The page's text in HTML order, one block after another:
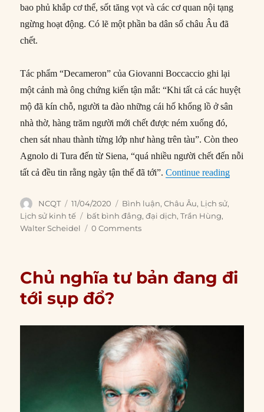
bao phủ khắp cơ thể, sốt tăng vọt và các cơ quan nội tạng
ngừng hoạt động. Có lẽ một phần ba dân số châu Âu đã
chết.
Tác phẩm “Decameron” của Giovanni Boccaccio ghi lại
một cảnh mà ông chứng kiến tận mắt: “Khi tất cả các huyệt
mộ đã kín chỗ, người ta đào những cái hố khổng lồ ở sân
nhà thờ, hàng trăm người mới chết được ném xuống đó,
chen sát nhau thành từng lớp như hàng trên tàu”. Còn theo
Agnolo di Tura đến từ Siena, “quá nhiều người chết đến nỗi
tất cả đều tin rằng ngày tận thế đã tới”.Continue reading“Tại sao
Author
NCQT
Posted
on
11/04/2020 Categories
Bình luận,Châu Âu, Lịch sử,
Lịch sử kinh tế
Tags
bất bình đẳng,đại dịch,Trần Hùng,
Walter Scheidel
0 Comments
Chủ nghĩa tư bản đang đi
tới sụp đổ?